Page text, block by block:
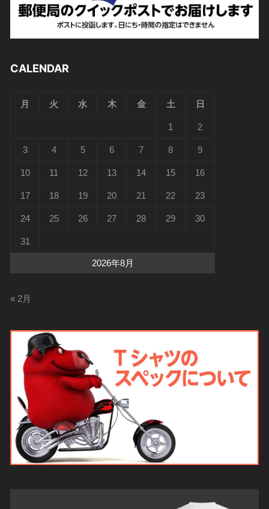
CALENDAR
2026年8月
月 火 水 木 金 土 日
1 2
3 4 5 6 7 8 9
10 11 12 13 14 15 16
17 18 19 20 21 22 23
24 25 26 27 28 29 30
31
« 2月